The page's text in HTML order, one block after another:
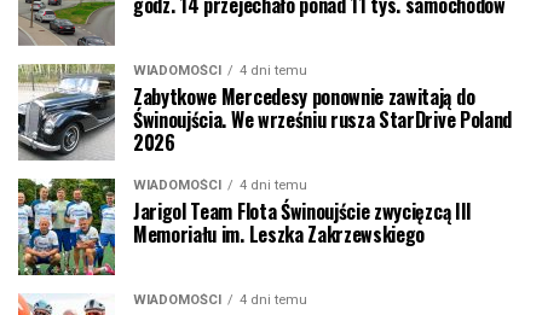
WIADOMOŚCI 4 dni temu
Zabytkowe Mercedesy ponownie zawitają do
Świnoujścia. We wrześniu rusza StarDrive Poland
2026
WIADOMOŚCI 4 dni temu
Jarigol Team Flota Świnoujście zwycięzcą III
Memoriału im. Leszka Zakrzewskiego
WIADOMOŚCI 4 dni temu